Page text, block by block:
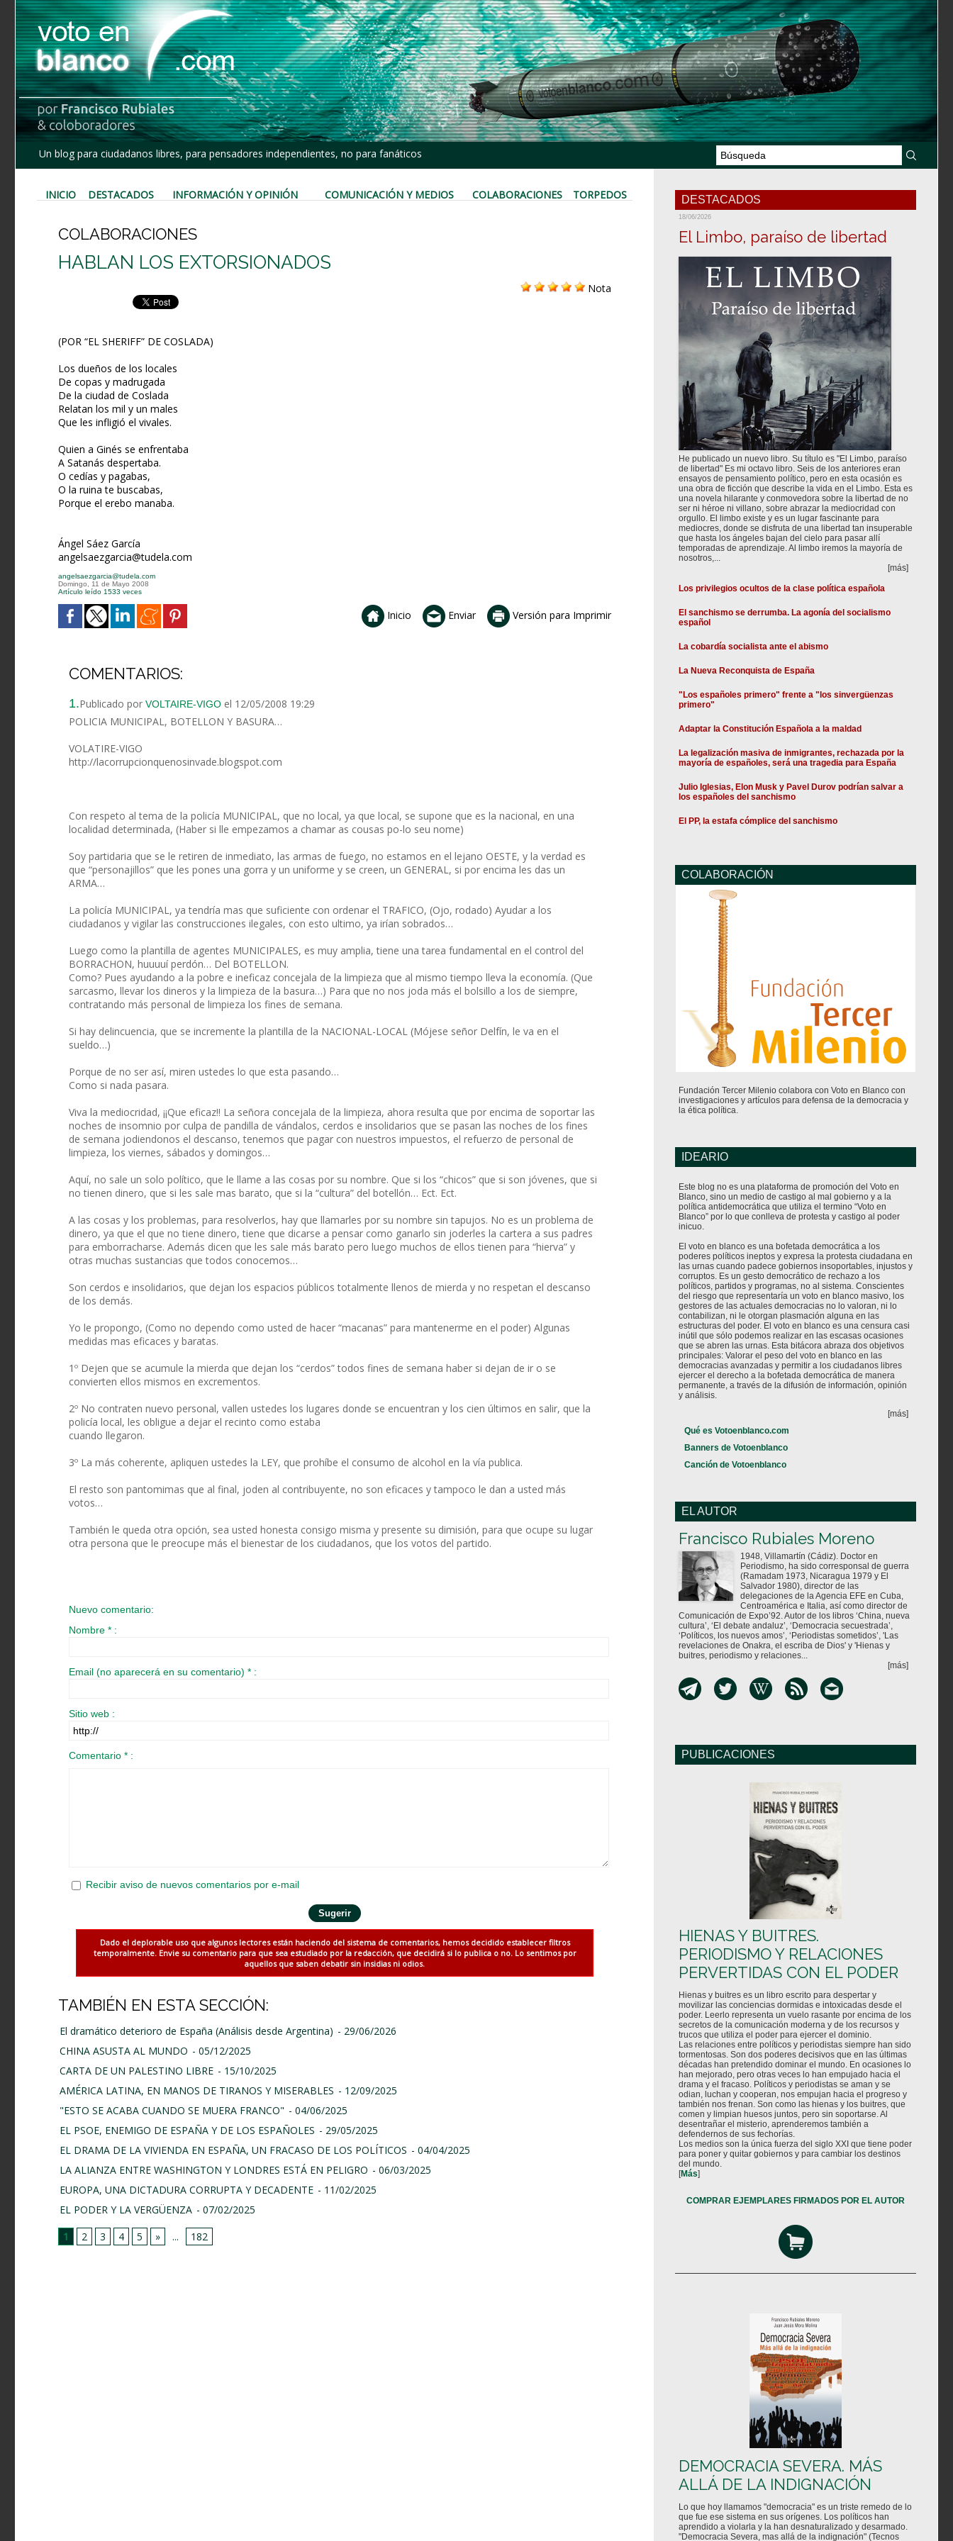
Un blog para ciudadanos libres, para pensadores independientes, no para fanáticos
INICIO DESTACADOS INFORMACIÓN Y OPINIÓN COMUNICACIÓN Y MEDIOS COLABORACIONES TORPEDOS
COLABORACIONES
HABLAN LOS EXTORSIONADOS
Nota
(POR “EL SHERIFF” DE COSLADA)
Los dueños de los locales
De copas y madrugada
De la ciudad de Coslada
Relatan los mil y un males
Que les infligió el vivales.
Quien a Ginés se enfrentaba
A Satanás despertaba.
O cedías y pagabas,
O la ruina te buscabas,
Porque el erebo manaba.
Ángel Sáez García
angelsaezgarcia@tudela.com
angelsaezgarcia@tudela.com
Domingo, 11 de Mayo 2008
Artículo leído 1533 veces
Inicio Enviar Versión para Imprimir
COMENTARIOS:
1.Publicado por VOLTAIRE-VIGO el 12/05/2008 19:29
POLICIA MUNICIPAL, BOTELLON Y BASURA…
VOLATIRE-VIGO
http://lacorrupcionquenosinvade.blogspot.com
Con respeto al tema de la policía MUNICIPAL, que no local, ya que local, se supone que es la nacional, en una
localidad determinada, (Haber si lle empezamos a chamar as cousas po-lo seu nome)
Soy partidaria que se le retiren de inmediato, las armas de fuego, no estamos en el lejano OESTE, y la verdad es
que “personajillos” que les pones una gorra y un uniforme y se creen, un GENERAL, si por encima les das un
ARMA…
La policía MUNICIPAL, ya tendría mas que suficiente con ordenar el TRAFICO, (Ojo, rodado) Ayudar a los
ciudadanos y vigilar las construcciones ilegales, con esto ultimo, ya irían sobrados…
Luego como la plantilla de agentes MUNICIPALES, es muy amplia, tiene una tarea fundamental en el control del
BORRACHON, huuuuí perdón… Del BOTELLON.
Como? Pues ayudando a la pobre e ineficaz concejala de la limpieza que al mismo tiempo lleva la economía. (Que
sarcasmo, llevar los dineros y la limpieza de la basura…) Para que no nos joda más el bolsillo a los de siempre,
contratando más personal de limpieza los fines de semana.
Si hay delincuencia, que se incremente la plantilla de la NACIONAL-LOCAL (Mójese señor Delfín, le va en el
sueldo…)
Porque de no ser así, miren ustedes lo que esta pasando…
Como si nada pasara.
Viva la mediocridad, ¡¡Que eficaz!! La señora concejala de la limpieza, ahora resulta que por encima de soportar las
noches de insomnio por culpa de pandilla de vándalos, cerdos e insolidarios que se pasan las noches de los fines
de semana jodiendonos el descanso, tenemos que pagar con nuestros impuestos, el refuerzo de personal de
limpieza, los viernes, sábados y domingos…
Aquí, no sale un solo político, que le llame a las cosas por su nombre. Que si los “chicos” que si son jóvenes, que si
no tienen dinero, que si les sale mas barato, que si la “cultura” del botellón… Ect. Ect.
A las cosas y los problemas, para resolverlos, hay que llamarles por su nombre sin tapujos. No es un problema de
dinero, ya que el que no tiene dinero, tiene que dicarse a pensar como ganarlo sin joderles la cartera a sus padres
para emborracharse. Además dicen que les sale más barato pero luego muchos de ellos tienen para “hierva” y
otras muchas sustancias que todos conocemos…
Son cerdos e insolidarios, que dejan los espacios públicos totalmente llenos de mierda y no respetan el descanso
de los demás.
Yo le propongo, (Como no dependo como usted de hacer “macanas” para mantenerme en el poder) Algunas
medidas mas eficaces y baratas.
1º Dejen que se acumule la mierda que dejan los “cerdos” todos fines de semana haber si dejan de ir o se
convierten ellos mismos en excrementos.
2º No contraten nuevo personal, vallen ustedes los lugares donde se encuentran y los cien últimos en salir, que la
policía local, les obligue a dejar el recinto como estaba
cuando llegaron.
3º La más coherente, apliquen ustedes la LEY, que prohíbe el consumo de alcohol en la vía publica.
El resto son pantomimas que al final, joden al contribuyente, no son eficaces y tampoco le dan a usted más
votos…
También le queda otra opción, sea usted honesta consigo misma y presente su dimisión, para que ocupe su lugar
otra persona que le preocupe más el bienestar de los ciudadanos, que los votos del partido.
Nuevo comentario:
Nombre * :
Email (no aparecerá en su comentario) * :
Sitio web :
Comentario * :
Recibir aviso de nuevos comentarios por e-mail
Dado el deplorable uso que algunos lectores están haciendo del sistema de comentarios, hemos decidido establecer filtros
temporalmente. Envie su comentario para que sea estudiado por la redacción, que decidirá si lo publica o no. Lo sentimos por
aquellos que saben debatir sin insidias ni odios.
TAMBIÉN EN ESTA SECCIÓN:
El dramático deterioro de España (Análisis desde Argentina) - 29/06/2026
CHINA ASUSTA AL MUNDO - 05/12/2025
CARTA DE UN PALESTINO LIBRE - 15/10/2025
AMÉRICA LATINA, EN MANOS DE TIRANOS Y MISERABLES - 12/09/2025
"ESTO SE ACABA CUANDO SE MUERA FRANCO" - 04/06/2025
EL PSOE, ENEMIGO DE ESPAÑA Y DE LOS ESPAÑOLES - 29/05/2025
EL DRAMA DE LA VIVIENDA EN ESPAÑA, UN FRACASO DE LOS POLÍTICOS - 04/04/2025
LA ALIANZA ENTRE WASHINGTON Y LONDRES ESTÁ EN PELIGRO - 06/03/2025
EUROPA, UNA DICTADURA CORRUPTA Y DECADENTE - 11/02/2025
EL PODER Y LA VERGÜENZA - 07/02/2025
1
2 3 4 5 » ... 182
DESTACADOS
18/06/2026
El Limbo, paraíso de libertad
He publicado un nuevo libro. Su título es "El Limbo, paraíso
de libertad" Es mi octavo libro. Seis de los anteriores eran
ensayos de pensamiento político, pero en esta ocasión es
una obra de ficción que describe la vida en el Limbo. Esta es
una novela hilarante y conmovedora sobre la libertad de no
ser ni héroe ni villano, sobre abrazar la mediocridad con
orgullo. El limbo existe y es un lugar fascinante para
mediocres, donde se disfruta de una libertad tan insuperable
que hasta los ángeles bajan del cielo para pasar allí
temporadas de aprendizaje. Al limbo iremos la mayoría de
nosotros,...
[más]
Los privilegios ocultos de la clase política española
El sanchismo se derrumba. La agonía del socialismo
español
La cobardía socialista ante el abismo
La Nueva Reconquista de España
"Los españoles primero" frente a "los sinvergüenzas
primero"
Adaptar la Constitución Española a la maldad
La legalización masiva de inmigrantes, rechazada por la
mayoría de españoles, será una tragedia para España
Julio Iglesias, Elon Musk y Pavel Durov podrían salvar a
los españoles del sanchismo
El PP, la estafa cómplice del sanchismo
COLABORACIÓN
Fundación Tercer Milenio colabora con Voto en Blanco con
investigaciones y artículos para defensa de la democracia y
la ética política.
IDEARIO
Este blog no es una plataforma de promoción del Voto en
Blanco, sino un medio de castigo al mal gobierno y a la
política antidemocrática que utiliza el termino “Voto en
Blanco” por lo que conlleva de protesta y castigo al poder
inicuo.
El voto en blanco es una bofetada democrática a los
poderes políticos ineptos y expresa la protesta ciudadana en
las urnas cuando padece gobiernos insoportables, injustos y
corruptos. Es un gesto democrático de rechazo a los
políticos, partidos y programas, no al sistema. Conscientes
del riesgo que representaría un voto en blanco masivo, los
gestores de las actuales democracias no lo valoran, ni lo
contabilizan, ni le otorgan plasmación alguna en las
estructuras del poder. El voto en blanco es una censura casi
inútil que sólo podemos realizar en las escasas ocasiones
que se abren las urnas. Esta bitácora abraza dos objetivos
principales: Valorar el peso del voto en blanco en las
democracias avanzadas y permitir a los ciudadanos libres
ejercer el derecho a la bofetada democrática de manera
permanente, a través de la difusión de información, opinión
y análisis.
[más]
Qué es Votoenblanco.com
Banners de Votoenblanco
Canción de Votoenblanco
EL AUTOR
Francisco Rubiales Moreno
1948, Villamartín (Cádiz). Doctor en
Periodismo, ha sido corresponsal de guerra
(Ramadam 1973, Nicaragua 1979 y El
Salvador 1980), director de las
delegaciones de la Agencia EFE en Cuba,
Centroamérica e Italia, así como director de
Comunicación de Expo’92. Autor de los libros ‘China, nueva
cultura’, ‘El debate andaluz’, ‘Democracia secuestrada’,
‘Políticos, los nuevos amos’, ‘Periodistas sometidos’, 'Las
revelaciones de Onakra, el escriba de Dios' y 'Hienas y
buitres, periodismo y relaciones...
[más]
PUBLICACIONES
HIENAS Y BUITRES.
PERIODISMO Y RELACIONES
PERVERTIDAS CON EL PODER
Hienas y buitres es un libro escrito para despertar y
movilizar las conciencias dormidas e intoxicadas desde el
poder. Leerlo representa un vuelo rasante por encima de los
secretos de la comunicación moderna y de los recursos y
trucos que utiliza el poder para ejercer el dominio.
Las relaciones entre políticos y periodistas siempre han sido
tormentosas. Son dos poderes decisivos que en las últimas
décadas han pretendido dominar el mundo. En ocasiones lo
han mejorado, pero otras veces lo han empujado hacia el
drama y el fracaso. Políticos y periodistas se aman y se
odian, luchan y cooperan, nos empujan hacia el progreso y
también nos frenan. Son como las hienas y los buitres, que
comen y limpian huesos juntos, pero sin soportarse. Al
desentrañar el misterio, aprenderemos también a
defendernos de sus fechorías.
Los medios son la única fuerza del siglo XXI que tiene poder
para poner y quitar gobiernos y para cambiar los destinos
del mundo.
[Más]
COMPRAR EJEMPLARES FIRMADOS POR EL AUTOR
DEMOCRACIA SEVERA. MÁS
ALLÁ DE LA INDIGNACIÓN
Lo que hoy llamamos "democracia" es un triste remedo de lo
que fue ese sistema en sus orígenes. Los políticos han
aprendido a violarla y la han desnaturalizado y desarmado.
"Democracia Severa, mas allá de la indignación" (Tecnos